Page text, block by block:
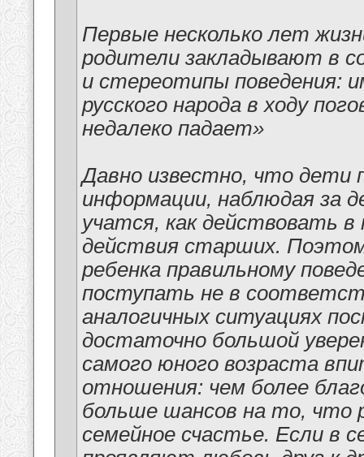
Первые несколько лет
родители закладывают в
и стереотипы поведения:
русского народа в ходу
недалеко падает»
Давно известно, что
информации, наблюдая за
учатся, как действовать в
действия старших.
ребенка правильному
поступать не в
аналогичных ситуациях
достаточно большой
самого юного возраста
отношения: чем более
больше шансов на то, что
семейное счастье. Если в